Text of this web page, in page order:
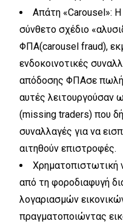
Απάτη «Carousel»:
σύνθετο σχέδιο
ΦΠΑ(carousel fraud),
ενδοκοινοτικές
απόδοσης ΦΠΑσε
αυτές λειτουργούσαν
(missing traders) που
συναλλαγές για να
αιτηθούν επιστροφές.
Χρηματοπιστωτική
από τη φοροδιαφυγή
λογαριασμών
πραγματοποιώντας